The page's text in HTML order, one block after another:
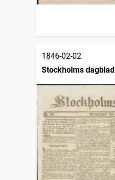
1846-02-02
Stockholms dagblad